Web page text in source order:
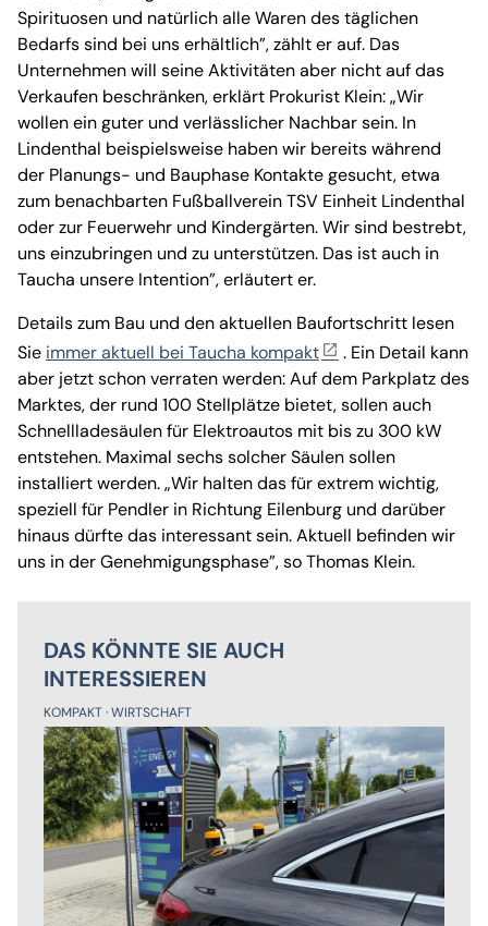
Spirituosen und natürlich alle Waren des täglichen
Bedarfs sind bei uns erhältlich”, zählt er auf. Das
Unternehmen will seine Aktivitäten aber nicht auf das
Verkaufen beschränken, erklärt Prokurist Klein: „Wir
wollen ein guter und verlässlicher Nachbar sein. In
Lindenthal beispielsweise haben wir bereits während
der Planungs- und Bauphase Kontakte gesucht, etwa
zum benachbarten Fußballverein TSV Einheit Lindenthal
oder zur Feuerwehr und Kindergärten. Wir sind bestrebt,
uns einzubringen und zu unterstützen. Das ist auch in
Taucha unsere Intention”, erläutert er.
Details zum Bau und den aktuellen Baufortschritt lesen
Sie immer aktuell bei Taucha kompakt
. Ein Detail kann
aber jetzt schon verraten werden: Auf dem Parkplatz des
Marktes, der rund 100 Stellplätze bietet, sollen auch
Schnellladesäulen für Elektroautos mit bis zu 300 kW
entstehen. Maximal sechs solcher Säulen sollen
installiert werden. „Wir halten das für extrem wichtig,
speziell für Pendler in Richtung Eilenburg und darüber
hinaus dürfte das interessant sein. Aktuell befinden wir
uns in der Genehmigungsphase”, so Thomas Klein.
DAS KÖNNTE SIE AUCH
INTERESSIEREN
KOMPAKT WIRTSCHAFT